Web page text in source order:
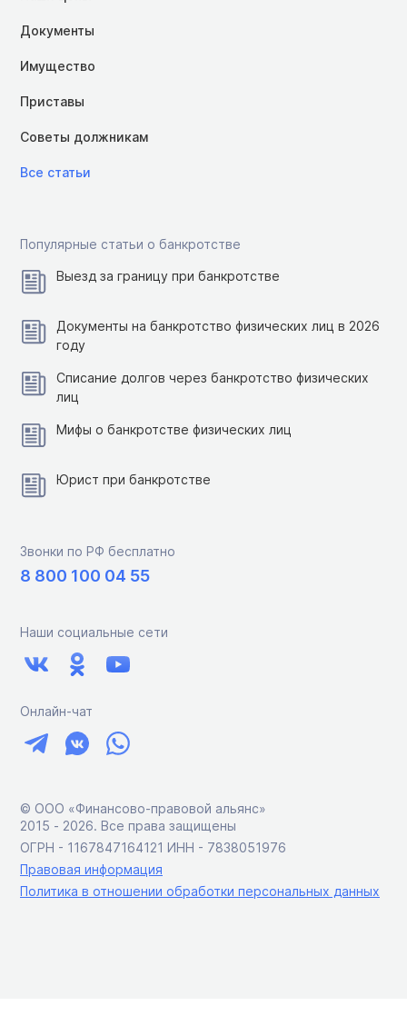
Документы
Имущество
Приставы
Советы должникам
Все статьи
Популярные статьи о банкротстве
Выезд за границу при банкротстве
Документы на банкротство физических лиц в 2026
году
Списание долгов через банкротство физических
лиц
Мифы о банкротстве физических лиц
Юрист при банкротстве
Звонки по РФ бесплатно
8 800 100 04 55
Наши социальные сети
Онлайн-чат
© ООО «Финансово-правовой альянс»
2015 ‑ 2026. Все права защищены
ОГРН - 1167847164121 ИНН - 7838051976
Правовая информация
Политика в отношении обработки персональных данных